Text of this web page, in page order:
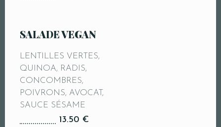
SALADE VEGAN
LENTILLES VERTES,
QUINOA, RADIS,
CONCOMBRES,
POIVRONS, AVOCAT,
SAUCE SÉSAME
13.50 €